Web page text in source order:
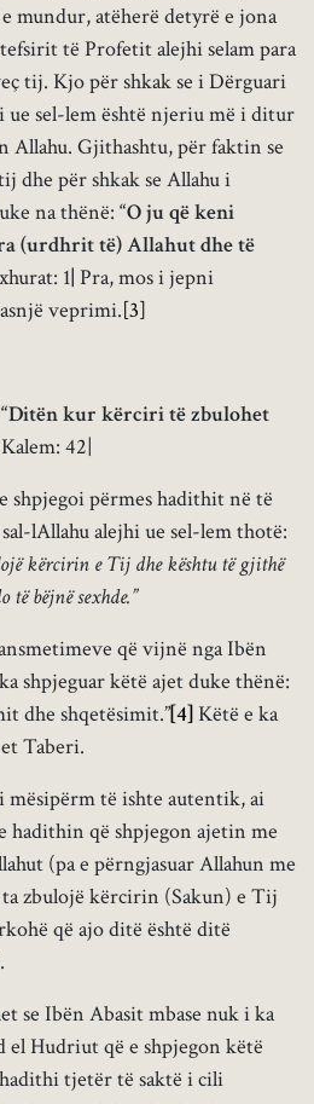
mundur, atëherë detyrë e jona
të Profetit alejhi selam para
tij. Kjo për shkak se i Dërguari
ue sel-lem është njeriu më i ditur
Allahu. Gjithashtu, për faktin se
dhe për shkak se Allahu i
na thënë: “O ju që keni
(urdhrit të) Allahut dhe të
1| Pra, mos i jepni
veprimi.[3]
“Ditën kur kërciri të zbulohet
42|
shpjegoi përmes hadithit në të
lAllahu alejhi ue sel-lem thotë:
kërcirin e Tij dhe kështu të gjithë
të bëjnë sexhde.”
që vijnë nga Ibën
shpjeguar këtë ajet duke thënë:
dhe shqetësimit.”[4]Këtë e ka
Taberi.
të ishte autentik, ai
hadithin që shpjegon ajetin me
(pa e përngjasuar Allahun me
zbulojë kërcirin (Sakun) e Tij
që ajo ditë është ditë
se Ibën Abasit mbase nuk i ka
Hudriut që e shpjegon këtë
tjetër të saktë i cili